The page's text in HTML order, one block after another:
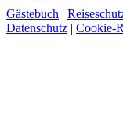
Gästebuch |
Datenschutz | Cookie-